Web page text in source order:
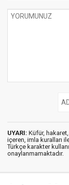
UYARI: Küfür,
içeren, imla kuralları
Türkçe karakter
onaylanmamaktadır.